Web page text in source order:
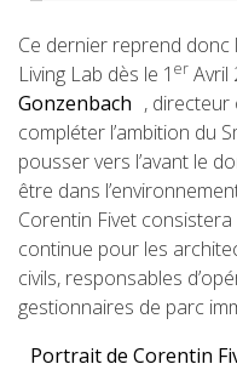
Ce dernier reprend
Living Lab dès le 1 er Avril
Gonzenbach , directeur
compléter l’ambition du
pousser vers l’avant le
être dans
Corentin Fivet
continue pour les
civils, responsables
gestionnaires de parc
Portrait de Corentin